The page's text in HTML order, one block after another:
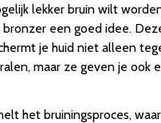
lekker bruin wilt
een goed idee.
je huid niet alleen
maar ze geven je ook
het bruiningsproces,